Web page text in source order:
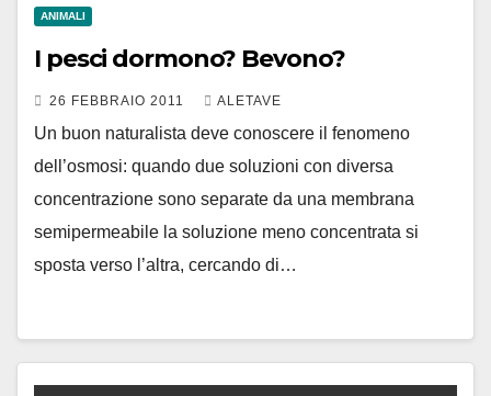
ANIMALI
I pesci dormono? Bevono?
26 FEBBRAIO 2011 ALETAVE
Un buon naturalista deve conoscere il fenomeno
dell’osmosi: quando due soluzioni con diversa
concentrazione sono separate da una membrana
semipermeabile la soluzione meno concentrata si
sposta verso l’altra, cercando di…